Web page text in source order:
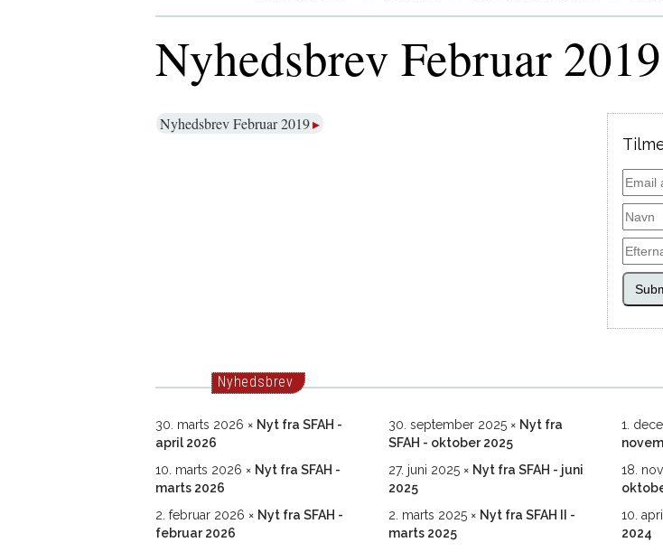
Nyhedsbrev Februar 2019
Nyhedsbrev Februar 2019
Nyhedsbrev
30. marts 2026
Nyt fra SFAH -
april 2026
10. marts 2026
Nyt fra SFAH -
marts 2026
2. februar 2026
Nyt fra SFAH -
februar 2026
30. september 2025
Nyt fra
SFAH - oktober 2025
27. juni 2025
Nyt fra SFAH - juni
2025
2. marts 2025
Nyt fra SFAH II -
marts 2025
1.
18.
10.
2024